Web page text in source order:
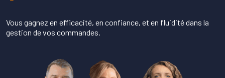
Vous gagnez en efficacité, en confiance, et en fluidité dans la
gestion de vos commandes.